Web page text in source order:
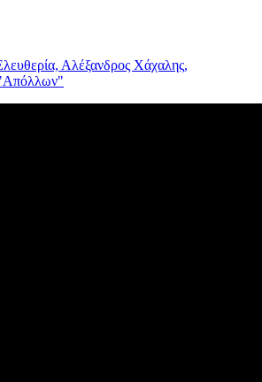
Αλέξανδρος Χάχαλης,